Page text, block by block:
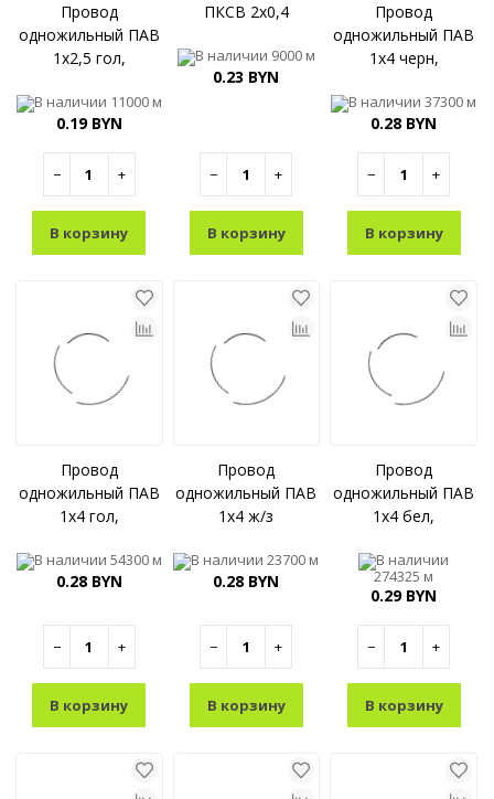
Провод
одножильный ПАВ
1x2,5 гол,
В наличии 11000 м
0.19 BYN
− +
В корзину
ПКСВ 2x0,4
В наличии 9000 м
0.23 BYN
− +
В корзину
Провод
одножильный ПАВ
1x4 черн,
В наличии37300 м
0.28 BYN
− +
В корзину
Провод
одножильный ПАВ
1x4 гол,
В наличии 54300 м
0.28 BYN
− +
В корзину
Провод
одножильный ПАВ
1x4 ж/з
В наличии23700 м
0.28 BYN
− +
В корзину
Провод
одножильный ПАВ
1x4 бел,
В наличии
274325 м
0.29 BYN
− +
В корзину